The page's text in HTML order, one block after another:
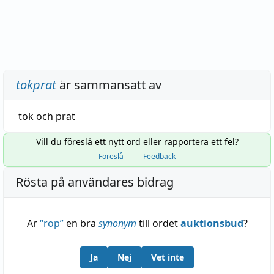
tokpratär sammansatt av
tokoch prat
Vill du föreslå ett nytt ord eller rapportera ett fel?
Föreslå Feedback
Rösta på användares bidrag
Är“rop”en bra synonym till ordetauktionsbud?
Ja Nej Vet inte